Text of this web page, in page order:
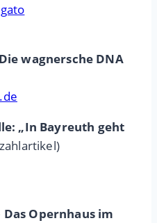
wagnersche DNA
„In Bayreuth geht
Opernhaus im